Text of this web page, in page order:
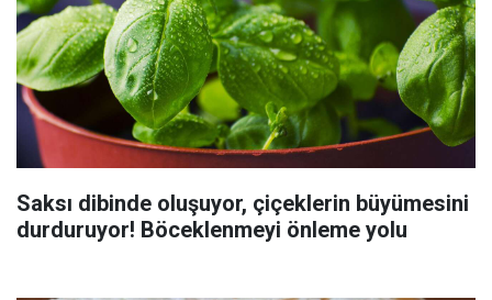
Saksı dibinde oluşuyor, çiçeklerin büyümesini
durduruyor! Böceklenmeyi önleme yolu